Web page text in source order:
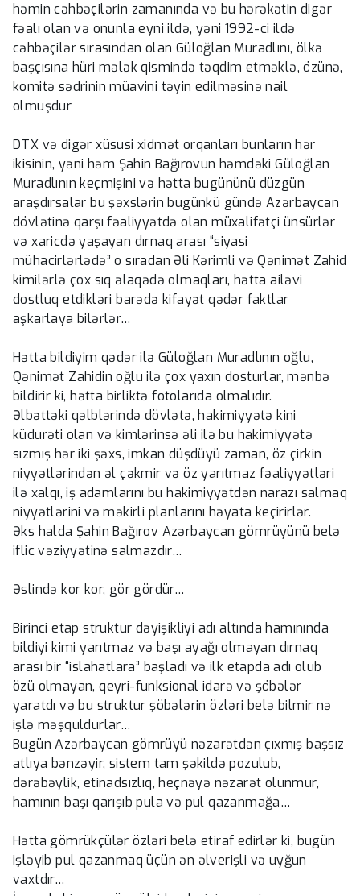
həmin cəhbəçilərin zamanında və bu hərəkətin digər
fəalı olan və onunla eyni ildə, yəni 1992-ci ildə
cəhbəçilər sırasından olan Güloğlan Muradlını, ölkə
başçısına hüri mələk qismində təqdim etməklə, özünə,
komitə sədrinin müavini təyin edilməsinə nail
olmuşdur
DTX və digər xüsusi xidmət orqanları bunların hər
ikisinin, yəni həm Şahin Bağırovun həmdəki Güloğlan
Muradlının keçmişini və hətta bugününü düzgün
araşdırsalar bu şəxslərin bugünkü gündə Azərbaycan
dövlətinə qarşı fəaliyyətdə olan müxalifətçi ünsürlər
və xaricdə yaşayan dırnaq arası “siyasi
mühacirlərlədə” o sıradan Əli Kərimli və Qənimət Zahid
kimilərlə çox sıq əlaqədə olmaqları, hətta ailəvi
dostluq etdikləri barədə kifayət qədər faktlar
aşkarlaya bilərlər…
Hətta bildiyim qədər ilə Güloğlan Muradlının oğlu,
Qənimət Zahidin oğlu ilə çox yaxın dosturlar, mənbə
bildirir ki, hətta birliktə fotolarıda olmalıdır.
Əlbəttəki qəlblərində dövlətə, hakimiyyətə kini
küdurəti olan və kimlərinsə əli ilə bu hakimiyyətə
sızmış hər iki şəxs, imkan düşdüyü zaman, öz çirkin
niyyətlərindən əl çəkmir və öz yarıtmaz fəaliyyətləri
ilə xalqı, iş adamlarını bu hakimiyyətdən narazı salmaq
niyyətlərini və məkirli planlarını həyata keçirirlər.
Əks halda Şahin Bağırov Azərbaycan gömrüyünü belə
iflic vəziyyətinə salmazdır…
Əslində kor kor, gör gördür…
Birinci etap struktur dəyişikliyi adı altında hamınında
bildiyi kimi yarıtmaz və başı ayağı olmayan dırnaq
arası bir “islahatlara” başladı və ilk etapda adı olub
özü olmayan, qeyri-funksional idarə və şöbələr
yaratdı və bu struktur şöbələrin özləri belə bilmir nə
işlə məşquldurlar…
Bugün Azərbaycan gömrüyü nəzarətdən çıxmış başsız
atlıya bənzəyir, sistem tam şəkildə pozulub,
dərəbəylik, etinadsızlıq, heçnəyə nəzarət olunmur,
hamının başı qarışıb pula və pul qazanmağa…
Hətta gömrükçülər özləri belə etiraf edirlər ki, bugün
işləyib pul qazanmaq üçün ən əlverişli və uyğun
vaxtdır…